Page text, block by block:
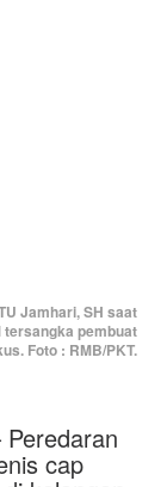
Jamhari, SH saat
pembuat
Foto : RMB/PKT.
cap